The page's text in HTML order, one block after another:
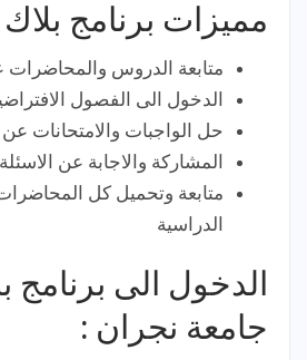
مميزات برنامج بلاك
متابعة الدروس والمحاضرات
الدخول الى الفصول
حل الواجبات والامتحانات عن
المشاركة والاجابة عن
متابعة وتحميل كل
الدراسية
الدخول الى برنامج
جامعة نجران :